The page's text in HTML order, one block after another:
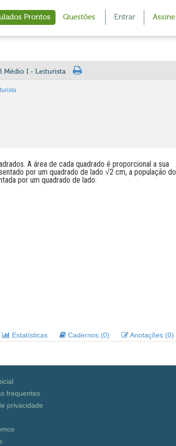
Prontos Questões Entrar Assine
Médio I - Leiturista
A área de cada quadrado é proporcional a sua
por um quadrado de lado √2 cm, a população do
por um quadrado de lado:
Estatísticas Cadernos (0) Anotações (0)
frequentes
privacidade